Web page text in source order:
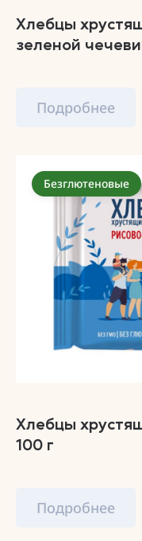
Хлебцы
зеленой
Подробнее
Безглютеновые
Хлебцы
100 г
Подробнее